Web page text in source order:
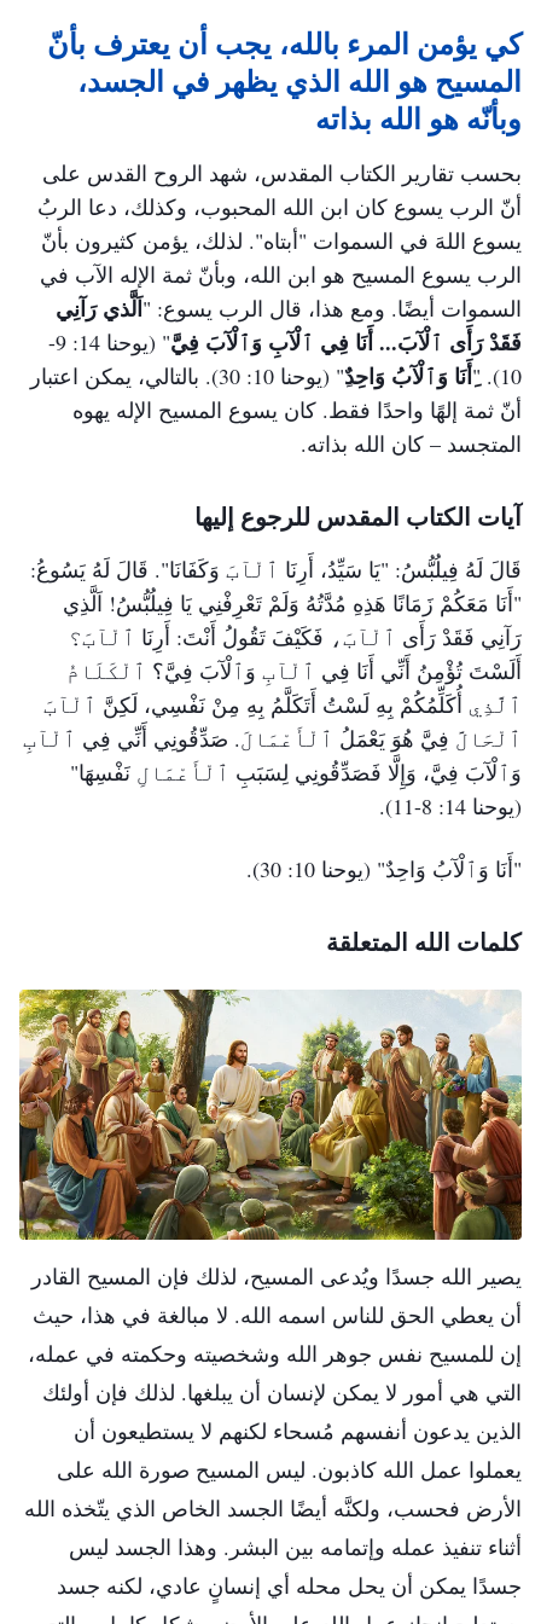
كي يؤمن المرء بالله، يجب أن يعترف بأنّ
المسيح هو الله الذي يظهر في الجسد،
وبأنّه هو الله بذاته
بحسب تقارير الكتاب المقدس، شهد الروح القدس على
أنّ الرب يسوع كان ابن الله المحبوب، وكذلك، دعا الربُ
يسوع اللهَ في السموات "أبتاه". لذلك، يؤمن كثيرون بأنّ
الرب يسوع المسيح هو ابن الله، وبأنّ ثمة الإله الآب في
السموات أيضًا. ومع هذا، قال الرب يسوع: "اَلَّذي رَآنِي
فَقَدْ رَأَى ٱلْآبَ... أَنَا فِي ٱلْآبِ وَٱلْآبَ فِيَّ"
(يوحنا 14: 9-
10)
. "ِأَنَا وَٱلْآبُ وَاحِدٌِ" (يوحنا 10: 30)
. بالتالي، يمكن اعتبار
أنّ ثمة إلهًا واحدًا فقط. كان يسوع المسيح الإله يهوه
المتجسد – كان الله بذاته.
آيات الكتاب المقدس للرجوع إليها
قَالَ لَهُ فِيلُبُّسُ: "يَا سَيِّدُ، أَرِنَا ٱلْآبَ وَكَفَانَا". قَالَ لَهُ يَسُوعُ:
"أَنَا مَعَكُمْ زَمَانًا هَذِهِ مُدَّتُهُ وَلَمْ تَعْرِفْنِي يَا فِيلُبُّسُ! اَلَّذِي
رَآنِي فَقَدْ رَأَى ٱلْآبَ، فَكَيْفَ تَقُولُ أَنْتَ: أَرِنَا ٱلْآبَ؟
أَلَسْتَ تُؤْمِنُ أَنِّي أَنَا فِي ٱلْآبِ وَٱلْآبَ فِيَّ؟ ٱلْكَلَامُ
ٱلَّذِي أُكَلِّمُكُمْ بِهِ لَسْتُ أَتَكَلَّمُ بِهِ مِنْ نَفْسِي، لَكِنَّ ٱلْآبَ
ٱلْحَالَّ فِيَّ هُوَ يَعْمَلُ ٱلْأَعْمَالَ. صَدِّقُونِي أَنِّي فِي ٱلْآبِ
وَٱلْآبَ فِيَّ، وَإِلَّا فَصَدِّقُونِي لِسَبَبِ ٱلْأَعْمَالِ نَفْسِهَا"
(يوحنا 14: 8-11)
.
"أَنَا وَٱلْآبُ وَاحِدٌ" (يوحنا 10: 30) .
كلمات الله المتعلقة
يصير الله جسدًا ويُدعى المسيح، لذلك فإن المسيح القادر
أن يعطي الحق للناس اسمه الله. لا مبالغة في هذا، حيث
إن للمسيح نفس جوهر الله وشخصيته وحكمته في عمله،
التي هي أمور لا يمكن لإنسان أن يبلغها. لذلك فإن أولئك
الذين يدعون أنفسهم مُسحاء لكنهم لا يستطيعون أن
يعملوا عمل الله كاذبون. ليس المسيح صورة الله على
الأرض فحسب، ولكنَّه أيضًا الجسد الخاص الذي يتّخذه الله
أثناء تنفيذ عمله وإتمامه بين البشر. وهذا الجسد ليس
جسدًا يمكن أن يحل محله أي إنسانٍ عادي، لكنه جسد